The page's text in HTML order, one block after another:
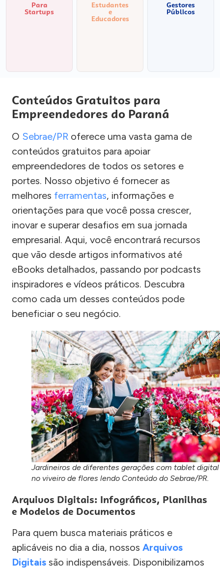
Para
Startups
Estudantes
e
Educadores
Gestores
Públicos
Conteúdos Gratuitos para
Empreendedores do Paraná
O Sebrae/PR oferece uma vasta gama de
conteúdos gratuitos para apoiar
empreendedores de todos os setores e
portes. Nosso objetivo é fornecer as
melhores ferramentas, informações e
orientações para que você possa crescer,
inovar e superar desafios em sua jornada
empresarial. Aqui, você encontrará recursos
que vão desde artigos informativos até
eBooks detalhados, passando por podcasts
inspiradores e vídeos práticos. Descubra
como cada um desses conteúdos pode
beneficiar o seu negócio.
Jardineiros de diferentes gerações com tablet digital
no viveiro de flores lendo Conteúdo do Sebrae/PR.
Arquivos Digitais: Infográficos, Planilhas
e Modelos de Documentos
Para quem busca materiais práticos e
aplicáveis no dia a dia, nossos Arquivos
Digitais são indispensáveis. Disponibilizamos